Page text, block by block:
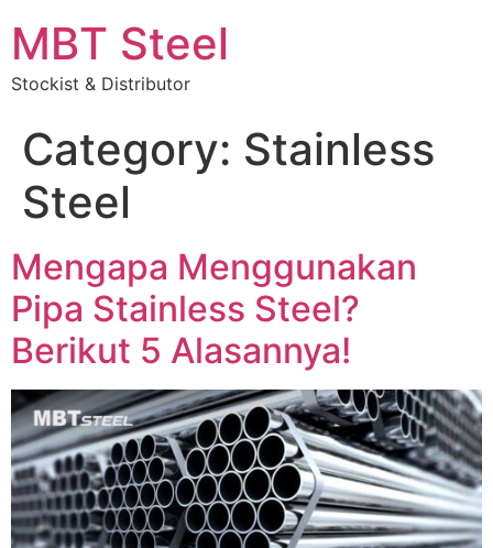
MBT Steel
Stockist & Distributor
Category: Stainless
Steel
Mengapa Menggunakan
Pipa Stainless Steel?
Berikut 5 Alasannya!